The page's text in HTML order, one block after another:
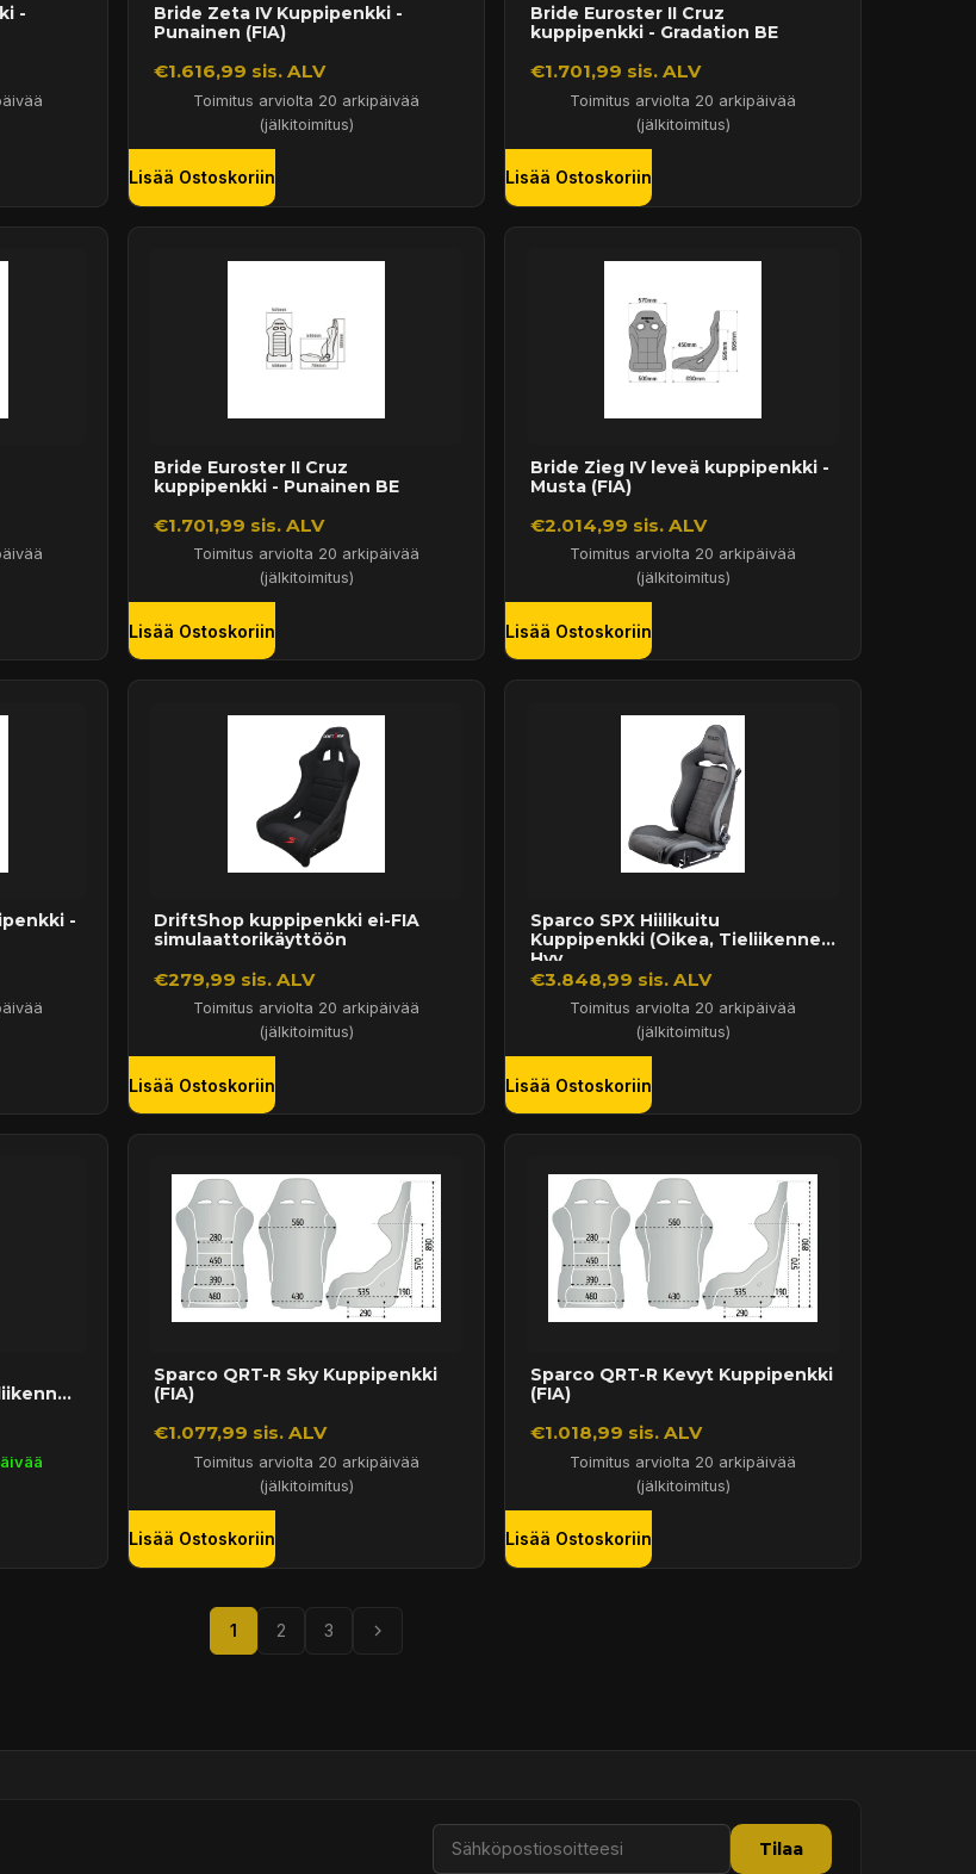
-
Bride Zeta IV Kuppipenkki -
Punainen (FIA)
€1.616,99 sis. ALV
Toimitus arviolta 20 arkipäivää
(jälkitoimitus)
Lisää Ostoskoriin
Bride Euroster II Cruz
kuppipenkki - Gradation BE
€1.701,99 sis. ALV
Toimitus arviolta 20 arkipäivää
(jälkitoimitus)
Lisää Ostoskoriin
Bride Euroster II Cruz
kuppipenkki - Punainen BE
€1.701,99 sis. ALV
Toimitus arviolta 20 arkipäivää
(jälkitoimitus)
Lisää Ostoskoriin
Bride Zieg IV leveä kuppipenkki -
Musta (FIA)
€2.014,99 sis. ALV
Toimitus arviolta 20 arkipäivää
(jälkitoimitus)
Lisää Ostoskoriin
-
DriftShop kuppipenkki ei-FIA
simulaattorikäyttöön
€279,99 sis. ALV
Toimitus arviolta 20 arkipäivää
(jälkitoimitus)
Lisää Ostoskoriin
Sparco SPX Hiilikuitu
Kuppipenkki (Oikea, Tieliikenne
Hyv...
€3.848,99 sis. ALV
Toimitus arviolta 20 arkipäivää
(jälkitoimitus)
Lisää Ostoskoriin
Sparco QRT-R Sky Kuppipenkki
(FIA)
€1.077,99 sis. ALV
Toimitus arviolta 20 arkipäivää
(jälkitoimitus)
Lisää Ostoskoriin
Sparco QRT-R Kevyt Kuppipenkki
(FIA)
€1.018,99 sis. ALV
Toimitus arviolta 20 arkipäivää
(jälkitoimitus)
Lisää Ostoskoriin
1 2 3
Tilaa